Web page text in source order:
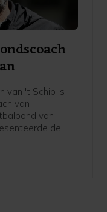
van 't Schip is
van
van
de